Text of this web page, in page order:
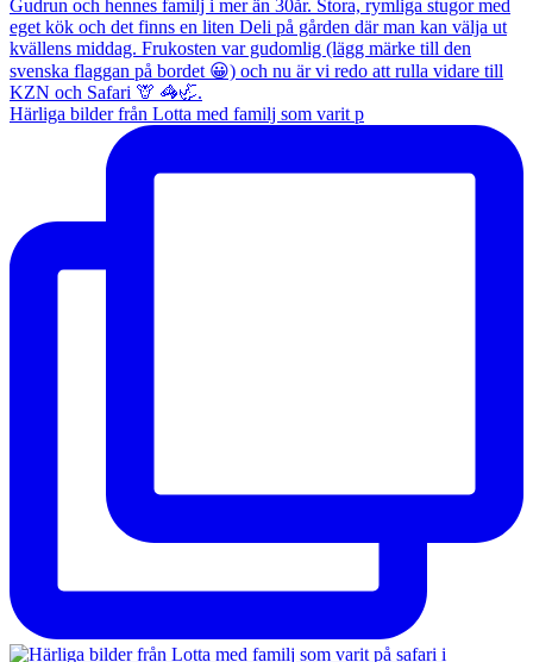
Härliga bilder från Lotta med familj som varit p